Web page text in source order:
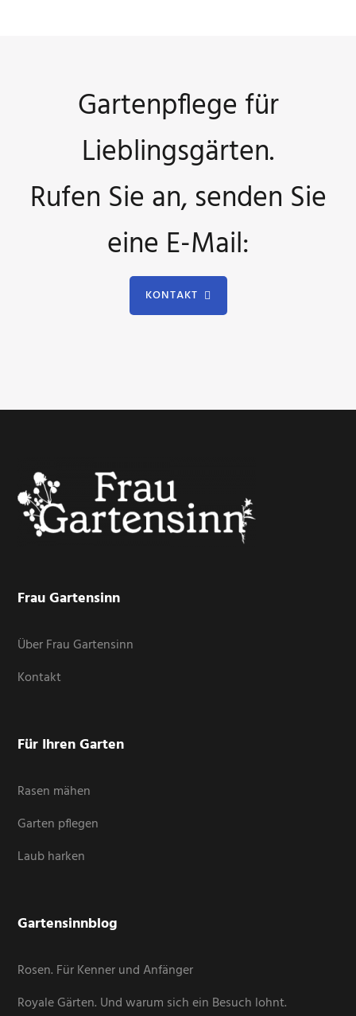
Gartenpflege für
Lieblingsgärten.
Rufen Sie an, senden Sie
eine E-Mail:
KONTAKT
Footer
Frau Gartensinn
Über Frau Gartensinn
Kontakt
Für Ihren Garten
Rasen mähen
Garten pflegen
Laub harken
Gartensinnblog
Rosen. Für Kenner und Anfänger
Royale Gärten. Und warum sich ein Besuch lohnt.